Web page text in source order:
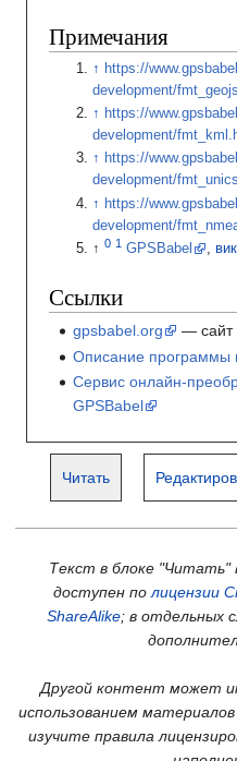
Примечания
https://
development/
https://
development/
https://
development/
https://
development/
GPSBabel
,
Ссылки
gpsbabel.org
— сайт
Описание программы
Сервис онлайн-
GPSBabel
Читать
Текст в блоке "Читать"
доступен по лицензии
ShareAlike; в отдельных
Другой контент может
использованием
изучите правила